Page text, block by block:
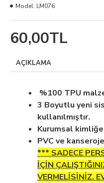
60,00TL
Model: LM076
AÇIKLAMA
%100 TPU
3 Boyutlu yeni
kullanılmıştır.
Kurumsal
PVC ve
*** SADECE
İÇİN
VERMELİSİNİZ.